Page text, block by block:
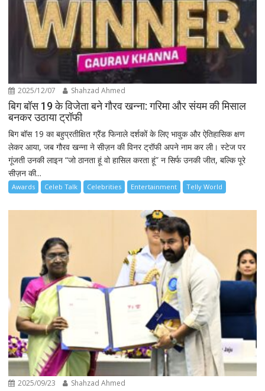
2025/12/07 Shahzad Ahmed
बिग बॉस 19 के विजेता बने गौरव खन्ना: गरिमा और संयम की मिसाल
बनकर उठाया ट्रॉफी
बिग बॉस 19 का बहुप्रतीक्षित ग्रैंड फिनाले दर्शकों के लिए भावुक और ऐतिहासिक क्षण
लेकर आया, जब गौरव खन्ना ने सीज़न की विनर ट्रॉफी अपने नाम कर ली। स्टेज पर
गूंजती उनकी लाइन “जो ठानता हूं वो हासिल करता हूं” न सिर्फ उनकी जीत, बल्कि पूरे
सीज़न की...
Awards Celeb Talk Celebrities Entertainment Telly World
2025/09/23 Shahzad Ahmed